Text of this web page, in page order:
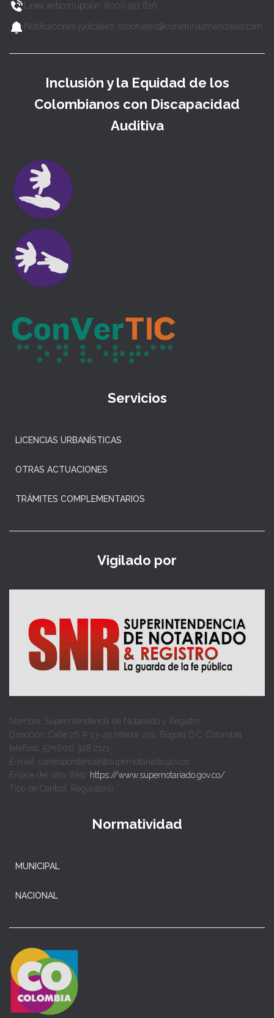
Línea anticorrupción: 8000 911 616
Notificaciones judiciales: solicitudes@curaduria2manizales.com
Inclusión y la Equidad de los
Colombianos con Discapacidad
Auditiva
Servicios
LICENCIAS URBANÍSTICAS
OTRAS ACTUACIONES
TRÁMITES COMPLEMENTARIOS
Vigilado por
Nombre: Superintendencia de Notariado y Registro
Dirección: Calle 26 # 13-49 Interior 201, Bogotá D.C. Colombia.
teléfono: 57+(601) 328 2121
E-mail: correspondencia@supernotariado.gov.co
Enlace del sitio Web: https://www.supernotariado.gov.co/
Tipo de Control: Regulatorio
Normatividad
MUNICIPAL
NACIONAL